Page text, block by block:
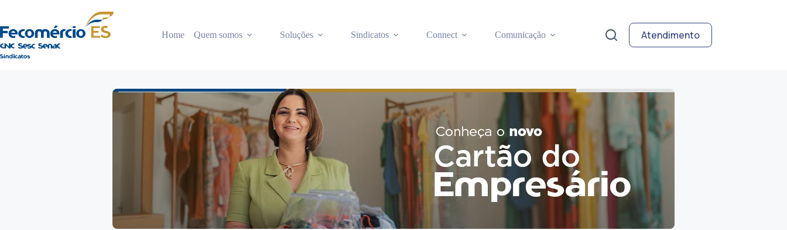
o
conteúdo
Home Quem somos Soluções Sindicatos Connect Comunicação Atendimento